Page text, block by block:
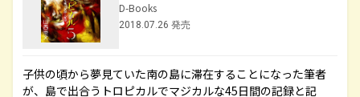
D-Books
2018.07.26 発売
子供の頃から夢見ていた南の島に滞在することになった筆者
が、島で出合うトロピカルでマジカルな45日間の記録と記